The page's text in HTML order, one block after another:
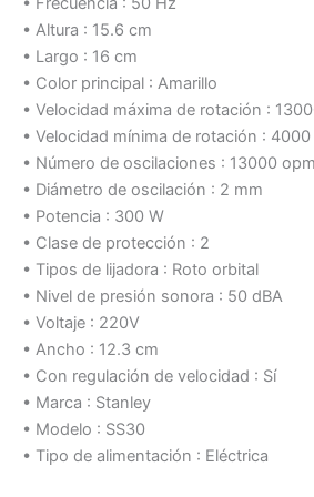
• Altura : 15.6 cm
• Largo : 16 cm
• Color principal : Amarillo
• Velocidad máxima de rotación :
• Velocidad mínima de rotación :
• Número de oscilaciones : 13000 opm
• Diámetro de oscilación : 2 mm
• Potencia : 300 W
• Clase de protección : 2
• Tipos de lijadora : Roto orbital
• Nivel de presión sonora : 50 dBA
• Voltaje : 220V
• Ancho : 12.3 cm
• Con regulación de velocidad : Sí
• Marca : Stanley
• Modelo : SS30
• Tipo de alimentación : Eléctrica